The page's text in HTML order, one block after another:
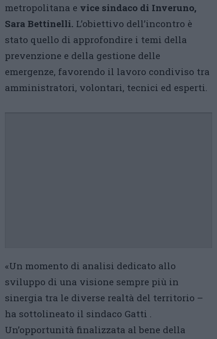
metropolitana e vice sindaco di Inveruno,
Sara Bettinelli. L’obiettivo dell’incontro è
stato quello di approfondire i temi della
prevenzione e della gestione delle
emergenze, favorendo il lavoro condiviso tra
amministratori, volontari, tecnici ed esperti.
«Un momento di analisi dedicato allo
sviluppo di una visione sempre più in
sinergia tra le diverse realtà del territorio –
ha sottolineato il sindaco Gatti .
Un’opportunità finalizzata al bene della